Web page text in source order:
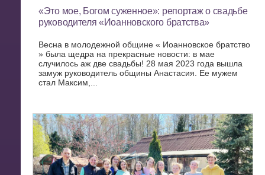
«Это мое, Богом суженное»: репортаж о свадьбе
руководителя «Иоанновского братства»
Весна в молодежной общине « Иоанновское братство
» была щедра на прекрасные новости: в мае
случилось аж две свадьбы! 28 мая 2023 года вышла
замуж руководитель общины Анастасия. Ее мужем
стал Максим,...